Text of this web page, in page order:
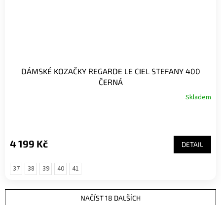
DÁMSKÉ KOZAČKY REGARDE LE CIEL STEFANY 400
ČERNÁ
Skladem
4 199 Kč DETAIL
37 38 39 40 41
NAČÍST 18 DALŠÍCH